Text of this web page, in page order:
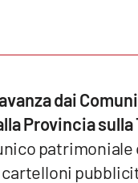
dai
Provincia sulla
cartelloni